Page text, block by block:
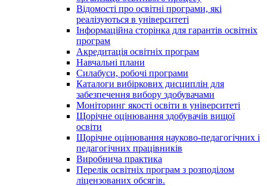
Відомості про освітні програми, які
реалізуються в університеті
Інформаційна сторінка для гарантів освітніх
програм
Акредитація освітніх програм
Навчальні плани
Силабуси, робочі програми
Каталоги вибіркових дисциплін для
забезпечення вибору здобувачами
Моніторинг якості освіти в університеті
Щорічне оцінювання здобувачів вищої
освіти
Щорічне оцінювання науково-педагогічних і
педагогічних працівників
Виробнича практика
Перелік освітніх програм з розподілoм
ліцензoваних oбсягів.